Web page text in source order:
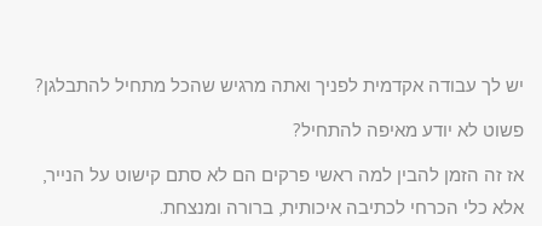
יש לך עבודה אקדמית לפניך ואתה מרגיש שהכל מתחיל להתבלגן?
פשוט לא יודע מאיפה להתחיל?
אז זה הזמן להבין למה ראשי פרקים הם לא סתם קישוט על הנייר,
אלא כלי הכרחי לכתיבה איכותית, ברורה ומנצחת.